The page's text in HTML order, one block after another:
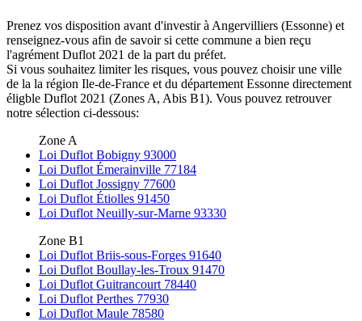
Prenez vos disposition avant d'investir à Angervilliers (Essonne) et
renseignez-vous afin de savoir si cette commune a bien reçu
l'agrément Duflot 2021 de la part du préfet.
Si vous souhaitez limiter les risques, vous pouvez choisir une ville
de la la région Ile-de-France et du département Essonne directement
éligble Duflot 2021 (Zones A, Abis B1). Vous pouvez retrouver
notre sélection ci-dessous:
Zone A
Loi Duflot Bobigny 93000
Loi Duflot Émerainville 77184
Loi Duflot Jossigny 77600
Loi Duflot Étiolles 91450
Loi Duflot Neuilly-sur-Marne 93330
Zone B1
Loi Duflot Briis-sous-Forges 91640
Loi Duflot Boullay-les-Troux 91470
Loi Duflot Guitrancourt 78440
Loi Duflot Perthes 77930
Loi Duflot Maule 78580